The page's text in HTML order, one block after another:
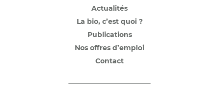
Actualités
La bio, c’est quoi ?
Publications
Nos offres d’emploi
Contact